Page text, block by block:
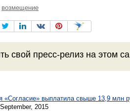
возмещение
свой пресс-релиз на этом
«Согласие» выплатила свыше 13,9 млн
2015